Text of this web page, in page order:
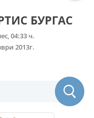
БУРГАС
04:33 ч.
2013г.